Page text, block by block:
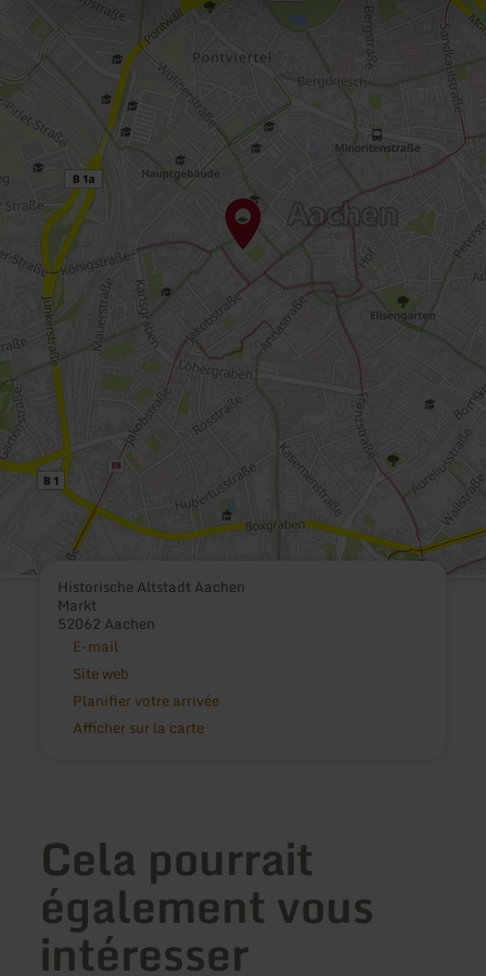
Historische Altstadt Aachen
Markt
52062 Aachen
E-mail
Site web
Planifier votre arrivée
Afficher sur la carte
Cela pourrait
également vous
intéresser